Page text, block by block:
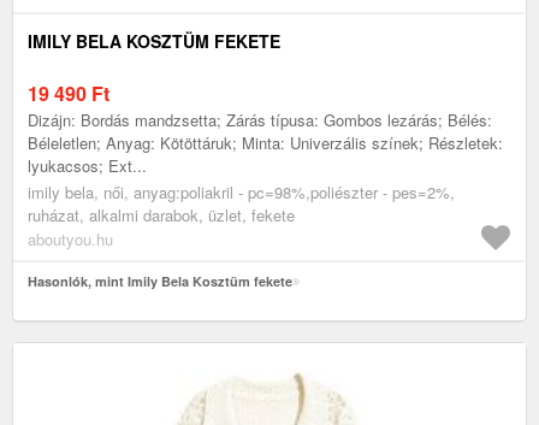
IMILY BELA KOSZTÜM FEKETE
19 490 Ft
Dizájn: Bordás mandzsetta; Zárás típusa: Gombos lezárás; Bélés:
Béleletlen; Anyag: Kötöttáruk; Minta: Univerzális színek; Részletek:
lyukacsos; Ext...
imily bela, női, anyag:poliakril - pc=98%,poliészter - pes=2%,
ruházat, alkalmi darabok, üzlet, fekete
aboutyou.hu
Hasonlók, mint Imily Bela Kosztüm fekete